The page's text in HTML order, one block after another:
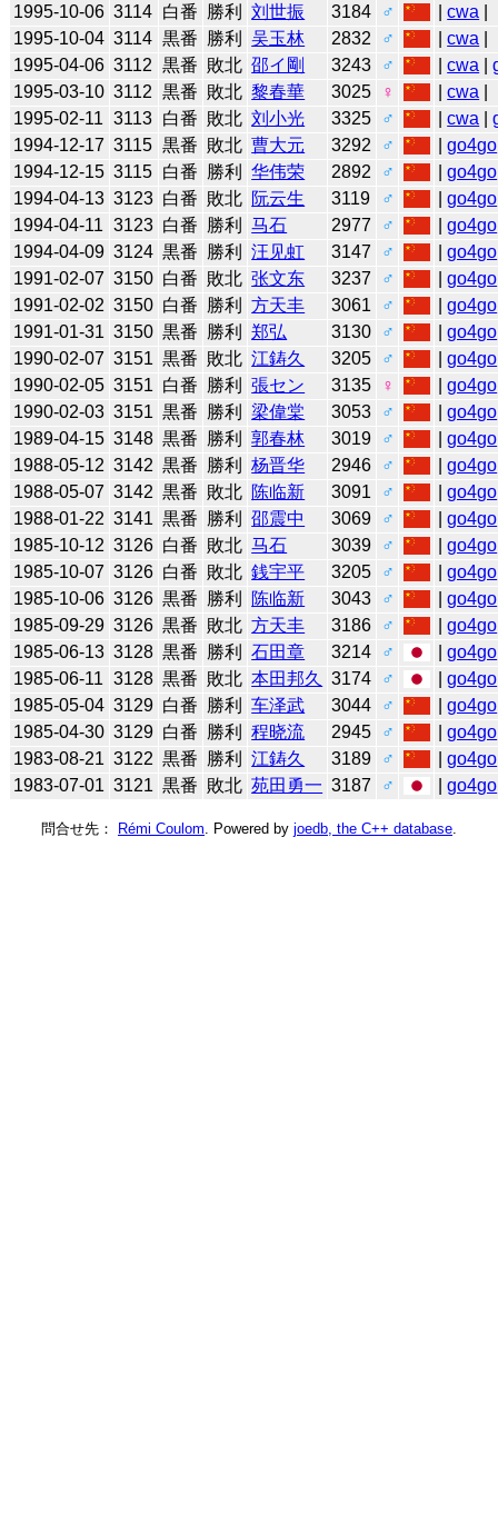
1995-10-06 3114 白番 勝利 刘世振 3184 ♂ |cwa
1995-10-04 3114 黒番 勝利 吴玉林 2832 ♂ |cwa
1995-04-06 3112 黒番 敗北 邵イ剛 3243 ♂ |cwa |
1995-03-10 3112 黒番 敗北 黎春華 3025 ♀ |cwa
1995-02-11 3113 白番 敗北 刘小光 3325 ♂ |cwa |
1994-12-17 3115 黒番 敗北 曹大元 3292 ♂ |go4go
1994-12-15 3115 白番 勝利 华伟荣 2892 ♂ |go4go
1994-04-13 3123 白番 敗北 阮云生 3119 ♂ |go4go
1994-04-11 3123 白番 勝利 马石 2977 ♂ |go4go
1994-04-09 3124 黒番 勝利 汪见虹 3147 ♂ |go4go
1991-02-07 3150 白番 敗北 张文东 3237 ♂ |go4go
1991-02-02 3150 白番 勝利 方天丰 3061 ♂ |go4go
1991-01-31 3150 黒番 勝利 郑弘 3130 ♂ |go4go
1990-02-07 3151 黒番 敗北 江鋳久 3205 ♂ |go4go
1990-02-05 3151 白番 勝利 張セン 3135 ♀ |go4go
1990-02-03 3151 黒番 勝利 梁偉棠 3053 ♂ |go4go
1989-04-15 3148 黒番 勝利 郭春林 3019 ♂ |go4go
1988-05-12 3142 黒番 勝利 杨晋华 2946 ♂ |go4go
1988-05-07 3142 黒番 敗北 陈临新 3091 ♂ |go4go
1988-01-22 3141 黒番 勝利 邵震中 3069 ♂ |go4go
1985-10-12 3126 白番 敗北 马石 3039 ♂ |go4go
1985-10-07 3126 白番 敗北 銭宇平 3205 ♂ |go4go
1985-10-06 3126 黒番 勝利 陈临新 3043 ♂ |go4go
1985-09-29 3126 黒番 敗北 方天丰 3186 ♂ |go4go
1985-06-13 3128 黒番 勝利 石田章 3214 ♂ |go4go
1985-06-11 3128 黒番 敗北 本田邦久 3174 ♂ |go4go
1985-05-04 3129 白番 勝利 车泽武 3044 ♂ |go4go
1985-04-30 3129 白番 勝利 程晓流 2945 ♂ |go4go
1983-08-21 3122 黒番 勝利 江鋳久 3189 ♂ |go4go
1983-07-01 3121 黒番 敗北 苑田勇一 3187 ♂ |go4go
問合せ先： Rémi Coulom . Powered by joedb, the C++ database